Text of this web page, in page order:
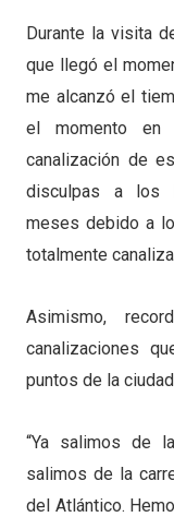
Durante la visita
que llegó el
me alcanzó el
el momento en
canalización de
disculpas a los
meses debido a
totalmente
Asimismo,
canalizaciones
puntos de la
“Ya salimos de
salimos de la
del Atlántico.